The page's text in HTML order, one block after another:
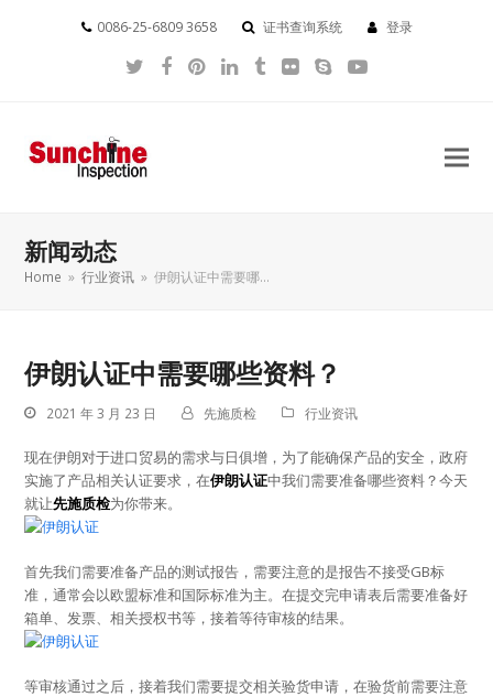
0086-25-6809 3658 证书查询系统 登录
Twitter
Facebook
Pinterest
LinkedIn
Tumblr
FlickrSkypeYouTube
新闻动态
Home » 行业资讯 » 伊朗认证中需要哪…
伊朗认证中需要哪些资料？
2021 年 3 月 23 日 先施质检 行业资讯
现在伊朗对于进口贸易的需求与日俱增，为了能确保产品的安全，政府
实施了产品相关认证要求，在伊朗认证中我们需要准备哪些资料？今天
就让先施质检为你带来。
首先我们需要准备产品的测试报告，需要注意的是报告不接受GB标
准，通常会以欧盟标准和国际标准为主。在提交完申请表后需要准备好
箱单、发票、相关授权书等，接着等待审核的结果。
等审核通过之后，接着我们需要提交相关验货申请，在验货前需要注意